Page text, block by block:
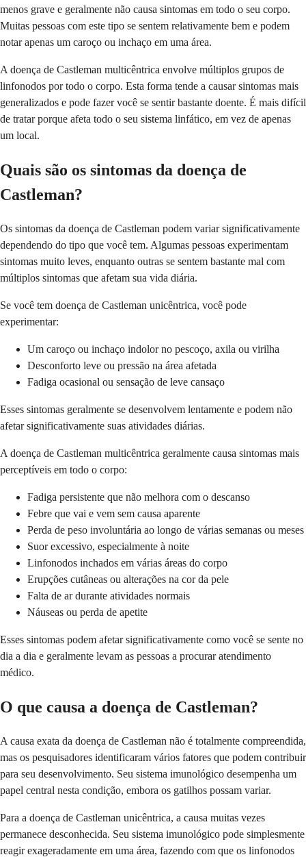
menos grave e geralmente não causa sintomas em todo o seu corpo.
Muitas pessoas com este tipo se sentem relativamente bem e podem
notar apenas um caroço ou inchaço em uma área.
A doença de Castleman multicêntrica envolve múltiplos grupos de
linfonodos por todo o corpo. Esta forma tende a causar sintomas mais
generalizados e pode fazer você se sentir bastante doente. É mais difícil
de tratar porque afeta todo o seu sistema linfático, em vez de apenas
um local.
Quais são os sintomas da doença de
Castleman?
Os sintomas da doença de Castleman podem variar significativamente
dependendo do tipo que você tem. Algumas pessoas experimentam
sintomas muito leves, enquanto outras se sentem bastante mal com
múltiplos sintomas que afetam sua vida diária.
Se você tem doença de Castleman unicêntrica, você pode
experimentar:
Um caroço ou inchaço indolor no pescoço, axila ou virilha
Desconforto leve ou pressão na área afetada
Fadiga ocasional ou sensação de leve cansaço
Esses sintomas geralmente se desenvolvem lentamente e podem não
afetar significativamente suas atividades diárias.
A doença de Castleman multicêntrica geralmente causa sintomas mais
perceptíveis em todo o corpo:
Fadiga persistente que não melhora com o descanso
Febre que vai e vem sem causa aparente
Perda de peso involuntária ao longo de várias semanas ou meses
Suor excessivo, especialmente à noite
Linfonodos inchados em várias áreas do corpo
Erupções cutâneas ou alterações na cor da pele
Falta de ar durante atividades normais
Náuseas ou perda de apetite
Esses sintomas podem afetar significativamente como você se sente no
dia a dia e geralmente levam as pessoas a procurar atendimento
médico.
O que causa a doença de Castleman?
A causa exata da doença de Castleman não é totalmente compreendida,
mas os pesquisadores identificaram vários fatores que podem contribuir
para seu desenvolvimento. Seu sistema imunológico desempenha um
papel central nesta condição, embora os gatilhos possam variar.
Para a doença de Castleman unicêntrica, a causa muitas vezes
permanece desconhecida. Seu sistema imunológico pode simplesmente
reagir exageradamente em uma área, fazendo com que os linfonodos